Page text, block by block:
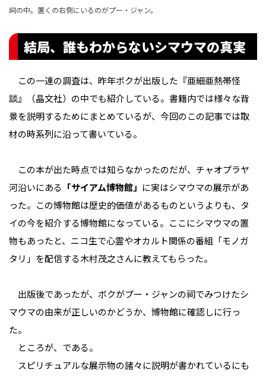
祠の中。置くの右側にいるのがプー・ジャン。
結局、誰もわからないシマウマの真実
この一連の調査は、昨年ボクが出版した『亜細亜熱帯怪
談』（晶文社）の中でも紹介している。書籍内では様々な背
景を説明するためにまとめているが、今回のこの記事では取
材の時系列に沿って書いている。
この本が出た時点では知らなかったのだが、チャオプラヤ
河沿いにある 「サイアム博物館」 に実はシマウマの展示があ
った。この博物館は歴史的価値があるものというよりも、タ
イの今を紹介する博物館になっている。ここにシマウマの置
物もあったと、ニコ生で心霊やオカルト関係の番組「モノガ
タリ」を配信する木村茂之さんに教えてもらった。
出版後であったが、ボクがプー・ジャンの祠でみつけたシ
マウマの由来が正しいのかどうか、博物館に確認しに行っ
た。
ところが、である。
スピリチュアルな展示物の諸々に説明が書かれているにも